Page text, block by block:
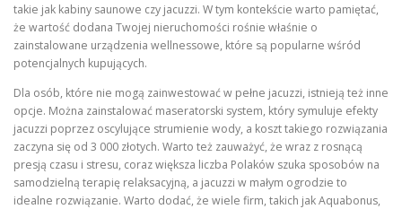
takie jak kabiny saunowe czy jacuzzi. W tym kontekście warto pamiętać,
że wartość dodana Twojej nieruchomości rośnie właśnie o
zainstalowane urządzenia wellnessowe, które są popularne wśród
potencjalnych kupujących.
Dla osób, które nie mogą zainwestować w pełne jacuzzi, istnieją też inne
opcje. Można zainstalować maseratorski system, który symuluje efekty
jacuzzi poprzez oscylujące strumienie wody, a koszt takiego rozwiązania
zaczyna się od 3 000 złotych. Warto też zauważyć, że wraz z rosnącą
presją czasu i stresu, coraz większa liczba Polaków szuka sposobów na
samodzielną terapię relaksacyjną, a jacuzzi w małym ogrodzie to
idealne rozwiązanie. Warto dodać, że wiele firm, takich jak Aquabonus,